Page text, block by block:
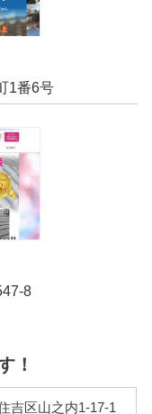
1番6号
8
！
吉区山之内1-17-1